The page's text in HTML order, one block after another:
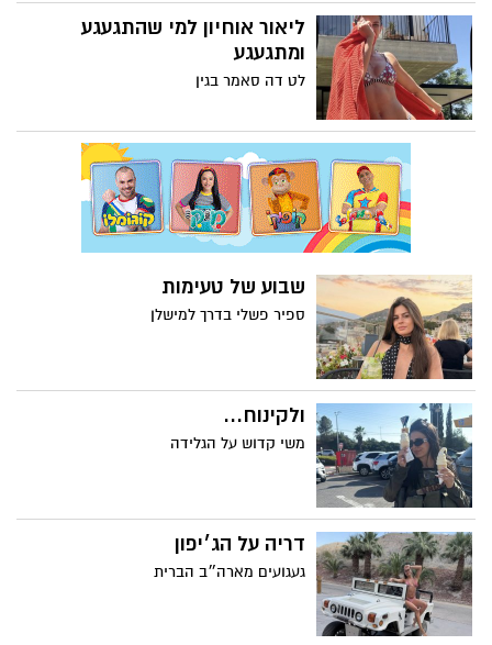
ליאור אוחיון למי שהתגעגע
ומתגעגע
לט דה סאמר בגין
שבוע של טעימות
ספיר פשלי בדרך למישלן
ולקינוח...
משי קדוש על הגלידה
דריה על הג׳יפון
געגועים מארה״ב הברית